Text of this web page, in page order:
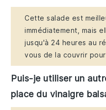
Cette salade est
immédiatement, mais
jusqu'à 24 heures au
vous de la couvrir
Puis-je utiliser un
place du vinaigre